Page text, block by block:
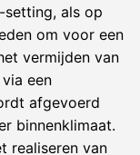
als op
om voor een
vermijden van
een
afgevoerd
binnenklimaat.
realiseren van